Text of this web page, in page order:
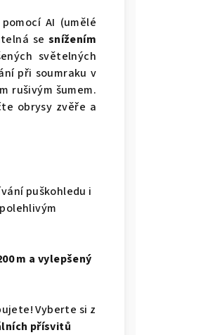
AI (umělé
se snížením
světelných
při soumraku v
rušivým šumem.
obrysy zvěře a
puškohledu i
m a vylepšený
Vyberte si z
přísvitů